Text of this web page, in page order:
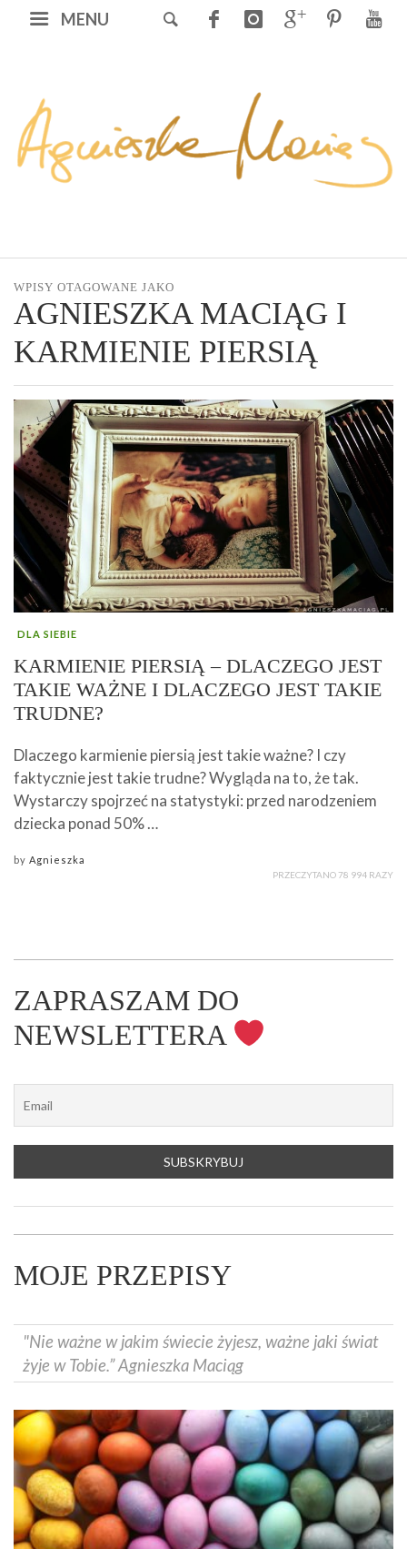
MENU
WPISY OTAGOWANE JAKO
AGNIESZKA MACIĄG I
KARMIENIE PIERSIĄ
DLA SIEBIE
KARMIENIE PIERSIĄ – DLACZEGO JEST
TAKIE WAŻNE I DLACZEGO JEST TAKIE
TRUDNE?
Dlaczego karmienie piersią jest takie ważne? I czy
faktycznie jest takie trudne? Wygląda na to, że tak.
Wystarczy spojrzeć na statystyki: przed narodzeniem
dziecka ponad 50% …
by Agnieszka
PRZECZYTANO 78 994 RAZY
ZAPRASZAM DO
NEWSLETTERA
MOJE PRZEPISY
"Nie ważne w jakim świecie żyjesz, ważne jaki świat
żyje w Tobie.” Agnieszka Maciąg